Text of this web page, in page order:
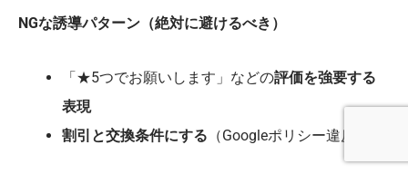
NGな誘導パターン（絶対に避けるべき）
「★5つでお願いします」などの評価を強要する
表現
割引と交換条件にする （Googleポリシー違反）